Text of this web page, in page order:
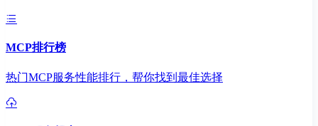
MCP排行榜
热门MCP服务性能排行，帮你找到最佳选择